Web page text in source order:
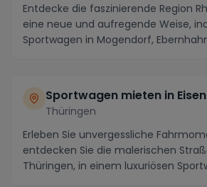
Entdecke die faszinierende Region
eine neue und aufregende Weise,
Sportwagen in Mogendorf,
Sportwagen mieten in
Thüringen
Erleben Sie unvergessliche
entdecken Sie die malerischen
Thüringen, in einem luxuriösen